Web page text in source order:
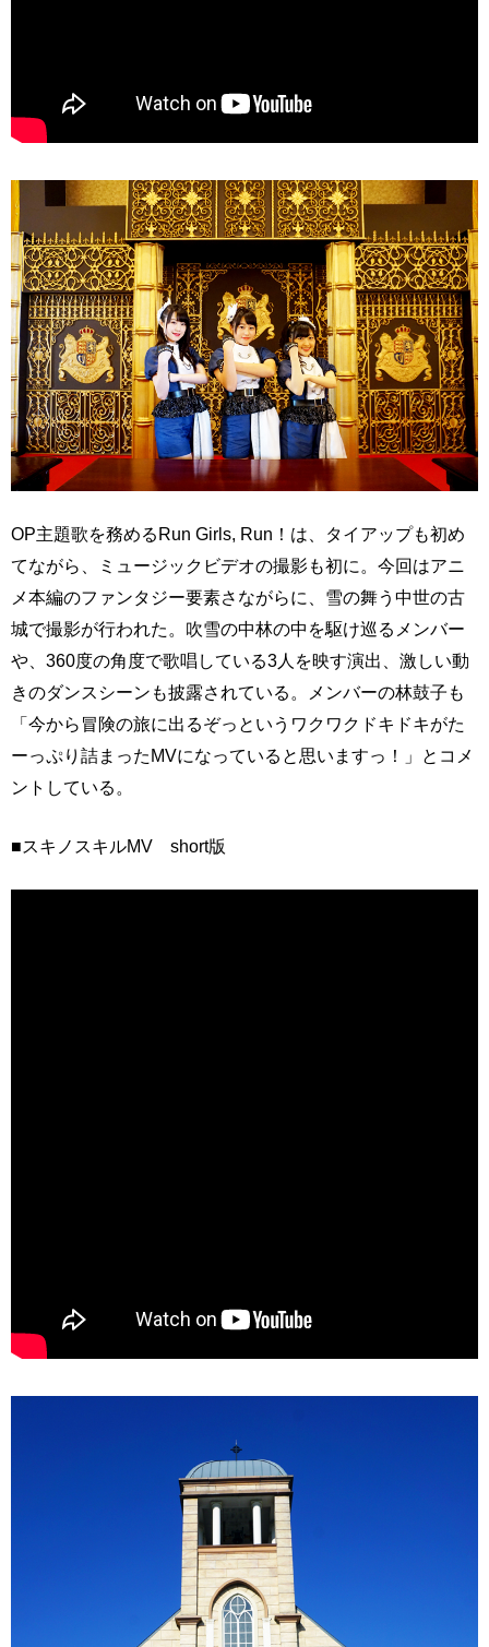
OP主題歌を務めるRun Girls, Run！は、タイアップも初め
てながら、ミュージックビデオの撮影も初に。今回はアニ
メ本編のファンタジー要素さながらに、雪の舞う中世の古
城で撮影が行われた。吹雪の中林の中を駆け巡るメンバー
や、360度の角度で歌唱している3人を映す演出、激しい動
きのダンスシーンも披露されている。メンバーの林鼓子も
「今から冒険の旅に出るぞっというワクワクドキドキがた
ーっぷり詰まったMVになっていると思いますっ！」とコメ
ントしている。
■スキノスキルMV short版